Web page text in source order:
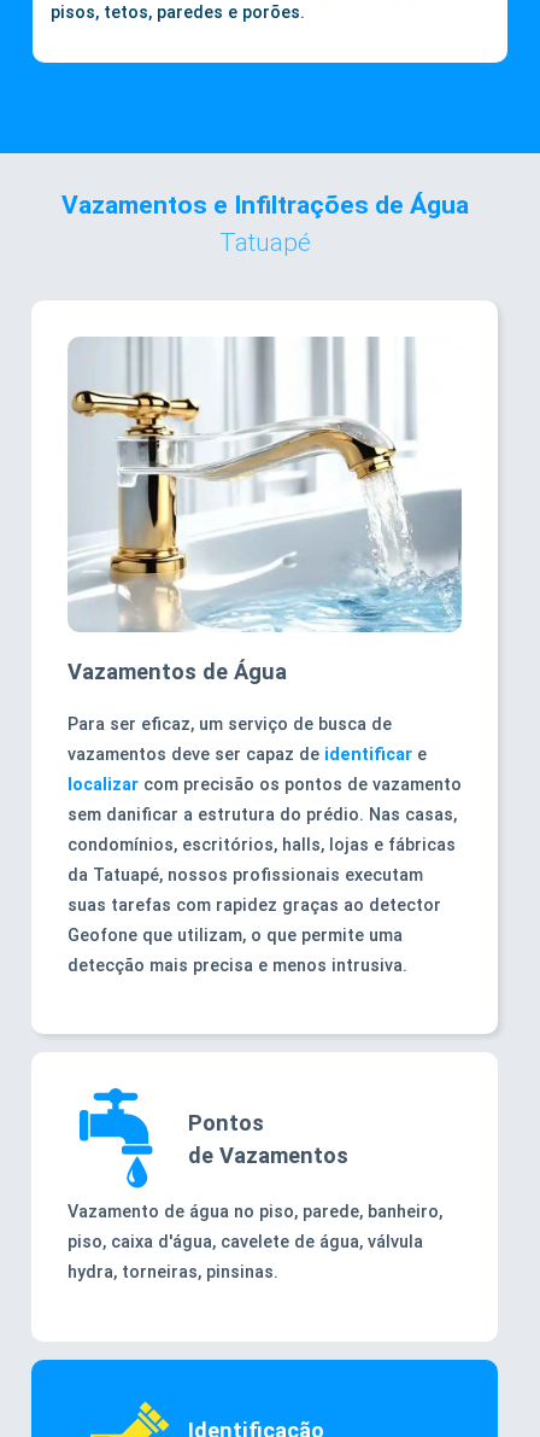
pisos, tetos, paredes e porões.
Vazamentos e Infiltrações de Água
Tatuapé
Vazamentos de Água
Para ser eficaz, um serviço de busca de
vazamentos deve ser capaz de identificar e
localizar com precisão os pontos de vazamento
sem danificar a estrutura do prédio. Nas casas,
condomínios, escritórios, halls, lojas e fábricas
da Tatuapé, nossos profissionais executam
suas tarefas com rapidez graças ao detector
Geofone que utilizam, o que permite uma
detecção mais precisa e menos intrusiva.
Pontos
de Vazamentos
Vazamento de água no piso, parede, banheiro,
piso, caixa d'água, cavelete de água, válvula
hydra, torneiras, pinsinas.
Identificação